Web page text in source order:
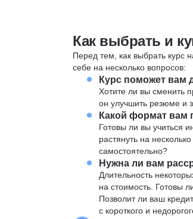
Интернет-магазины
Прототипирование
UX-исследования
Создание анимации
Как выбрать и
Перед тем, как выбрать курс
себе на несколько вопросов:
Курс поможет вам
Хотите ли вы сменить
он улучшить резюме и
Какой формат вам
Готовы ли вы учиться
растянуть на
самостоятельно?
Нужна ли вам
Длительность
на стоимость. Готовы
Позволит ли ваш
с короткого и